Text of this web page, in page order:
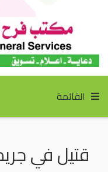
القائمة
قتيل في